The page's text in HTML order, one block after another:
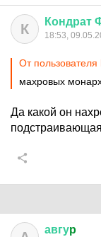
К Кондрат
18:53,
От пользователя
махровых
Да какой он
авгуp